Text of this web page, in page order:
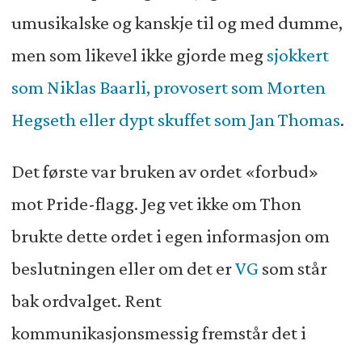
umusikalske og kanskje til og med dumme,
men som likevel ikke gjorde megsjokkert
som Niklas Baarli, provosert som Morten
Hegseth eller dypt skuffet som Jan Thomas.
Det første var bruken av ordet «forbud»
mot Pride-flagg. Jeg vet ikke om Thon
brukte dette ordet i egen informasjon om
beslutningen eller om det erVG som står
bak ordvalget. Rent
kommunikasjonsmessig fremstår det i